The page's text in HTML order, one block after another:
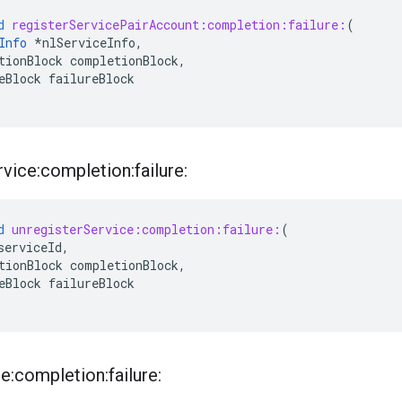
registerServicePairAccount:completion:failure: (
*nlServiceInfo,
completionBlock,
failureBlock
unregisterService:completion:failure: (
,
completionBlock,
failureBlock